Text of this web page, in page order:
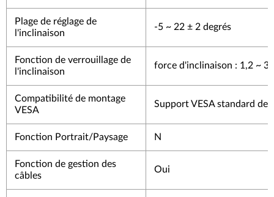
Plage de réglage de
l'inclinaison
-5 ~ 22 ± 2 degrés
Fonction de verrouillage de
l'inclinaison
force d'inclinaison : 1,2 ~
Compatibilité de montage
VESA
Support VESA standard de
Fonction Portrait/Paysage N
Fonction de gestion des
câbles
Oui